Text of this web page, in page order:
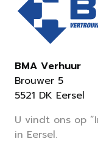
BMA Verhuur
Brouwer 5
5521 DK Eersel
U vindt ons op
in Eersel.